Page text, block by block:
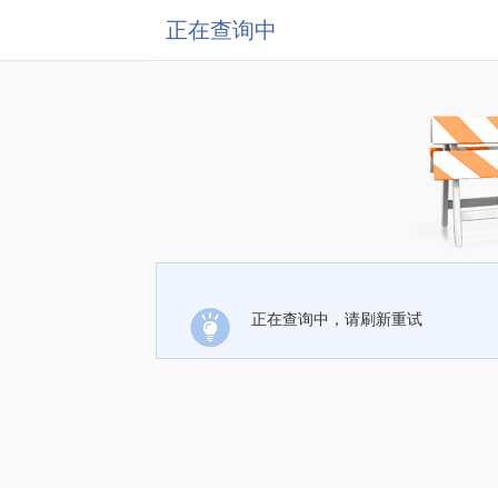
正在查询中
正在查询中，请刷新重试